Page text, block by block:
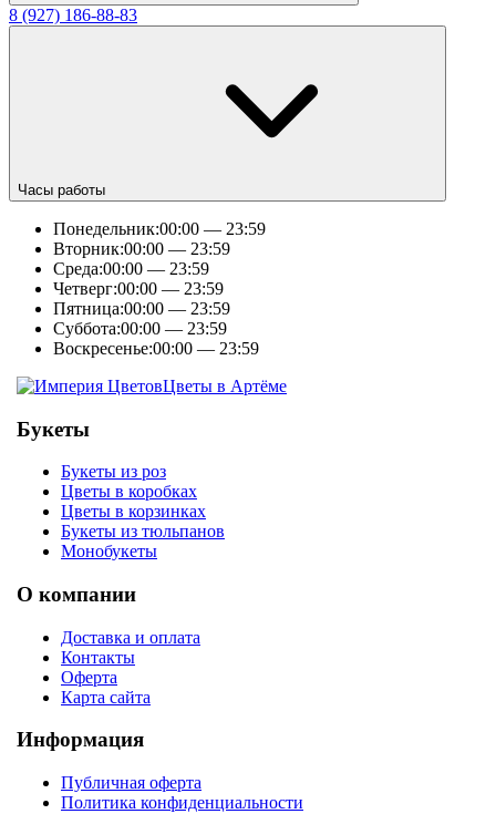
8 (927) 186-88-83
Часы работы
Понедельник:00:00 — 23:59
Вторник:00:00 — 23:59
Среда:00:00 — 23:59
Четверг:00:00 — 23:59
Пятница:00:00 — 23:59
Суббота:00:00 — 23:59
Воскресенье:00:00 — 23:59
Цветы в Артёме
Букеты
Букеты из роз
Цветы в коробках
Цветы в корзинках
Букеты из тюльпанов
Монобукеты
О компании
Доставка и оплата
Контакты
Оферта
Карта сайта
Информация
Публичная оферта
Политика конфиденциальности